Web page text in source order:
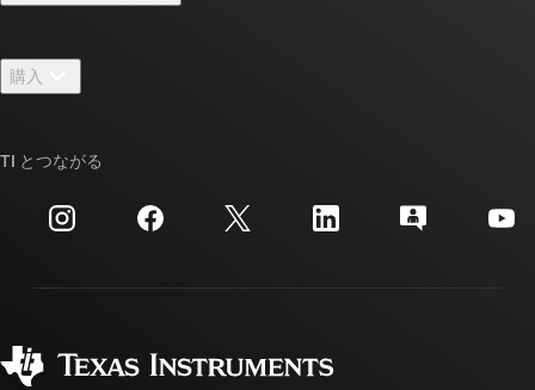
採用情報
ニュース
イベント
投資家向け情報
TI E2E™ 設計サポート・フォーラム
クロスリファレンス検索
カスタマー・サポート・センター
myTI アカウントの FAQ
購入
ご注文に関する FAQ
TI とつながる